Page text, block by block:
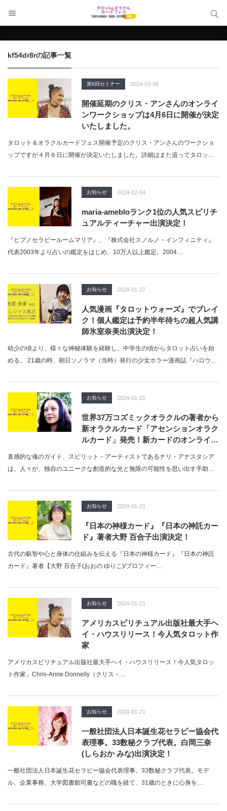
kf54dr8rの記事一覧
第6回セミナー 2024-03-06
開催延期のクリス・アンさんのオンライ
ンワークショップは4月6日に開催が決定
いたしました。
タロット＆オラクルカードフェス開催予定のクリス・アンさんのワークショ
ップですが４月６日に開催が決定いたしました。詳細はまた追ってタロット
お知らせ 2024-02-04
maria-amebloランク1位の人気スピリチ
ュアルティーチャー出演決定！
『ヒプノセラピールームマリア』、『株式会社スノルノ・インフィニティ』
代表2003年より占いの鑑定をはじめ、10万人以上鑑定。2004…
お知らせ 2024-01-27
人気漫画『タロットウォーズ』でブレイ
ク！個人鑑定は予約半年待ちの超人気講
師氷室奈美出演決定！
幼少の頃より、様々な神秘体験を経験し、中学生の頃からタロット占いを始
める。 21歳の時、朝日ソノラマ（当時）発行の少女ホラー漫画誌『ハロウ
お知らせ 2024-01-21
世界37万コズミックオラクルの著者から
新オラクルカード「アセンションオラク
ルカード」発売！新カードのオンライン
直感的な魂のガイド、スピリット・アーティストであるナリ・アナスタシア
は、人々が、独自のユニークな創造的な光と無限の可能性を思い出す手助け
お知らせ 2024-01-21
『日本の神様カード』『日本の神託カー
ド』著者大野 百合子出演決定！
古代の叡智や心と身体の仕組みを伝える『日本の神様カード』『日本の神託
カード』著者【大野 百合子(おおの ゆりこ)/プロフィー…
お知らせ 2024-01-21
アメリカスピリチュアル出版社最大手ヘ
イ・ハウスリリース！今人気タロット作
家
アメリカスピリチュアル出版社最大手ヘイ・ハウスリリース！今人気タロッ
ト作家」Chris-Anne Donnelly（クリス・…
お知らせ 2024-01-21
一般社団法人日本誕生花セラピー協会代
表理事。33数秘クラブ代表。白岡三奈
(しらおか みな)出演決定！
一般社団法人日本誕生花セラピー協会代表理事。33数秘クラブ代表。モデ
ル、企業事務、大学図書館司書などの職を経て、31歳のときに心身を…
サイト内検索